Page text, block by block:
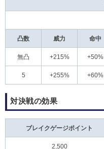
凸数 威力 命中
無凸 +215% +50%
5 +255% +60%
対決戦の効果
ブレイクゲージポイント
2,500